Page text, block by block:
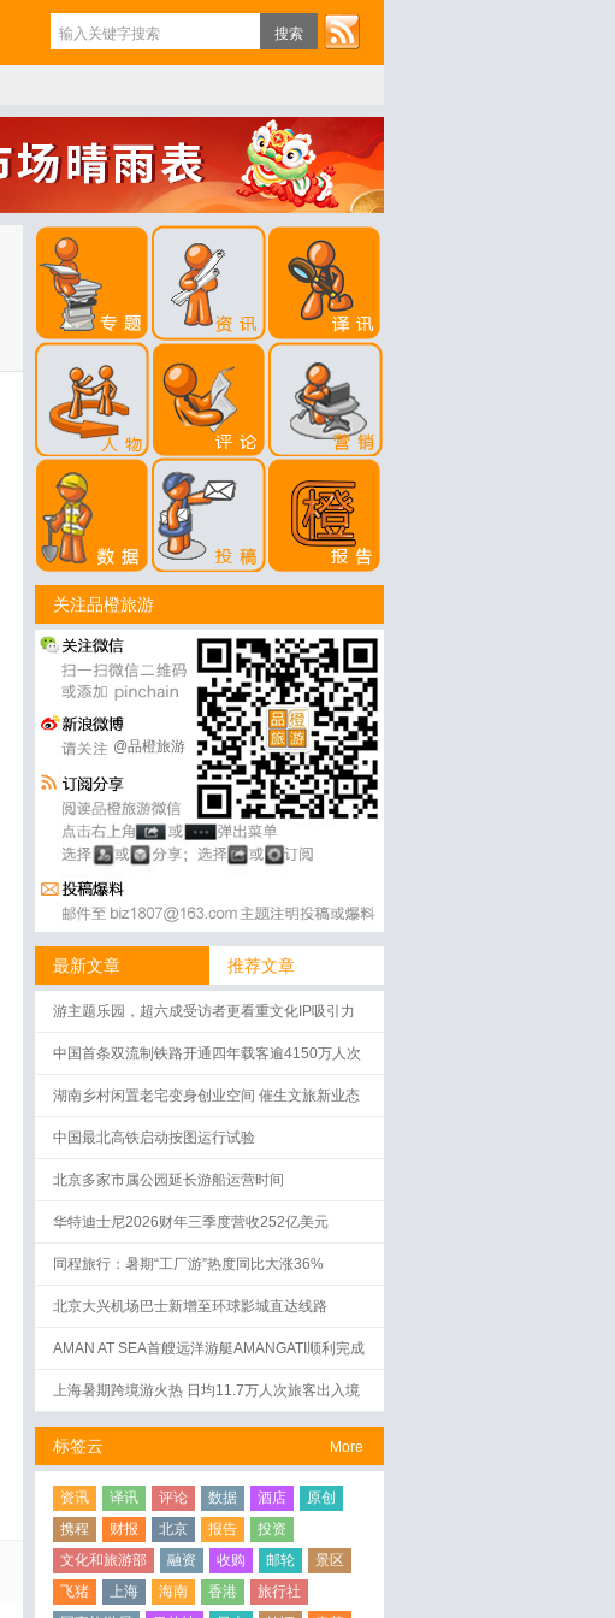
关注品橙旅游
@品橙旅游
最新文章 推荐文章
游主题乐园，超六成受访者更看重文化IP吸引力
中国首条双流制铁路开通四年载客逾4150万人次
湖南乡村闲置老宅变身创业空间 催生文旅新业态
中国最北高铁启动按图运行试验
北京多家市属公园延长游船运营时间
华特迪士尼2026财年三季度营收252亿美元
同程旅行：暑期“工厂游”热度同比大涨36%
北京大兴机场巴士新增至环球影城直达线路
AMAN AT SEA首艘远洋游艇AMANGATI顺利完成
上海暑期跨境游火热 日均11.7万人次旅客出入境
More
标签云
资讯 译讯 评论 数据 酒店
原创
携程
财报 北京 报告
投资
文化和旅游部
融资 收购 邮轮
景区
飞猪
上海 海南 香港
旅行社